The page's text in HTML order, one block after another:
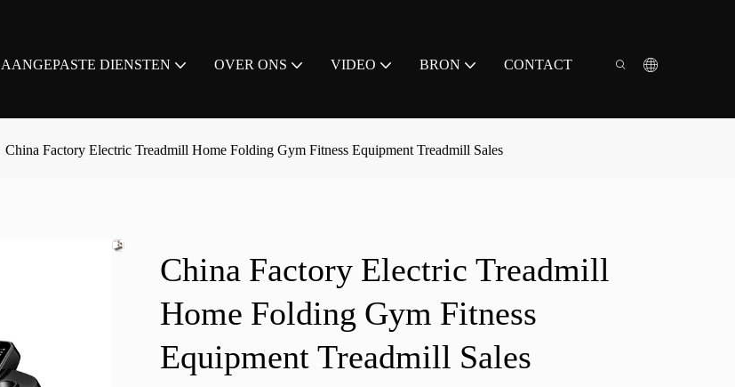
AANGEPASTE DIENSTEN OVER ONS VIDEO BRON CONTACT
China Factory Electric Treadmill Home Folding Gym Fitness Equipment Treadmill Sales
China Factory Electric Treadmill
Home Folding Gym Fitness
Equipment Treadmill Sales